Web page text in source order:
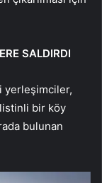
SALDIRDI
yerleşimciler,
bir köy
bulunan